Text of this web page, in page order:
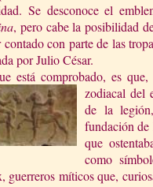
Se desconoce el
, pero cabe la posibilidad
contado con parte de las
por Julio César.
está comprobado, es
zodiacal del
de la
fundación
que
como
guerreros míticos que,